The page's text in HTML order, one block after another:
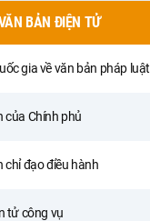
BẢN ĐIỆN TỬ
gia về văn bản pháp luật
của Chính phủ
chỉ đạo điều hành
tử công vụ